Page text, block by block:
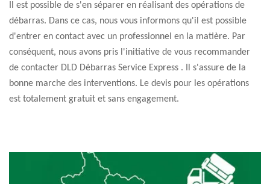
Il est possible de s'en séparer en réalisant des opérations de
débarras. Dans ce cas, nous vous informons qu'il est possible
d'entrer en contact avec un professionnel en la matière. Par
conséquent, nous avons pris l'initiative de vous recommander
de contacter DLD Débarras Service Express . Il s'assure de la
bonne marche des interventions. Le devis pour les opérations
est totalement gratuit et sans engagement.